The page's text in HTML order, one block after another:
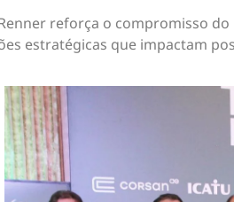
reforça o compromisso
estratégicas que impactam